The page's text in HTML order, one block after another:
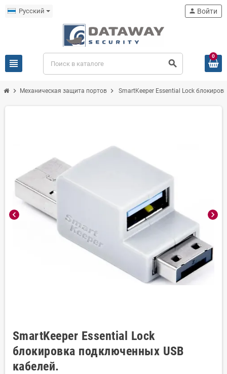
Русский
view_headline search
person Войти
0
chevron_right Механическая защита портов chevron_right SmartKeeper Essential Lock
chevron_left chevron_right
SmartKeeper Essential Lock
блокировка подключенных USB
кабелей.